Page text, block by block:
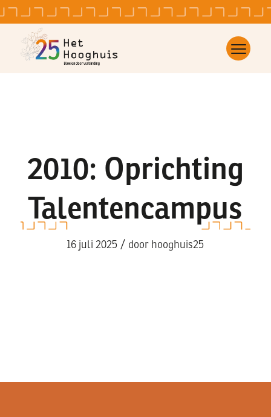
2010: Oprichting
Talentencampus
16 juli 2025 / door hooghuis25